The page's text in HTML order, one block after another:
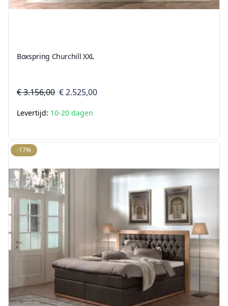
Boxspring Churchill XXL
€ 3.156,00 € 2.525,00
Levertijd: 10-20 dagen
-17%